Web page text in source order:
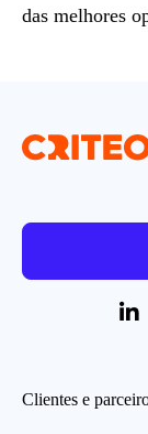
das melhores
Clientes e